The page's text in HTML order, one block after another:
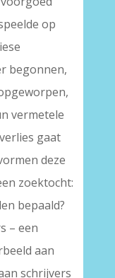
op
begonnen,
vermetele
gaat
deze
zoektocht:
bepaald?
– een
aan
schrijvers